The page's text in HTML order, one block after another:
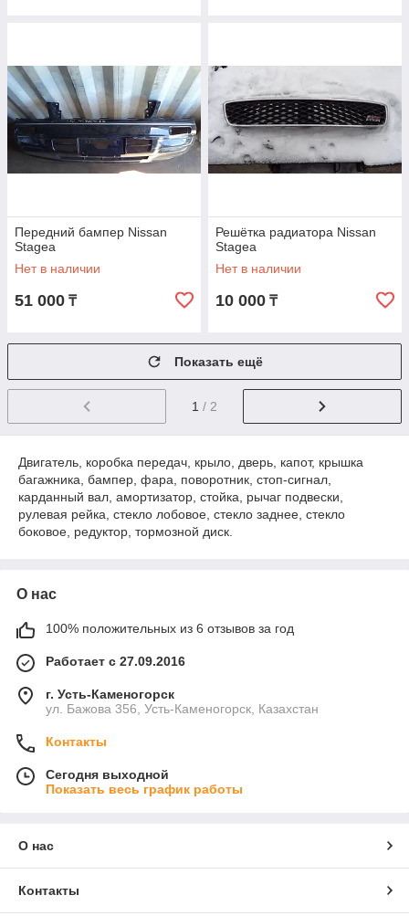
Передний бампер Nissan
Stagea
Нет в наличии
51 000 ₸
Решётка радиатора Nissan
Stagea
Нет в наличии
10 000 ₸
Показать ещё
1 / 2
Двигатель, коробка передач, крыло, дверь, капот, крышка
багажника, бампер, фара, поворотник, стоп-сигнал,
карданный вал, амортизатор, стойка, рычаг подвески,
рулевая рейка, стекло лобовое, стекло заднее, стекло
боковое, редуктор, тормозной диск.
О нас
100% положительных из 6 отзывов за год
Работает с 27.09.2016
г. Усть-Каменогорск
ул. Бажова 356, Усть-Каменогорск, Казахстан
Контакты
Сегодня выходной
Показать весь график работы
О нас
Контакты